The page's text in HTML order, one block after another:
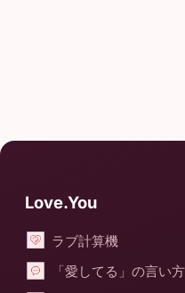
Love.You
ラブ計算機
「愛してる」の言い方